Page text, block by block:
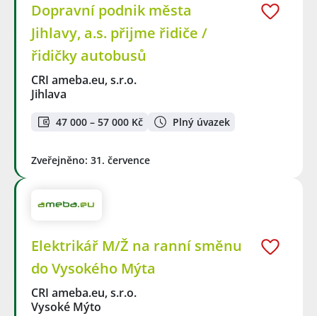
Dopravní podnik města
Jihlavy, a.s. přijme řidiče /
řidičky autobusů
CRI ameba.eu, s.r.o.
Jihlava
47 000 – 57 000 Kč Plný úvazek
Zveřejněno: 31. července
Elektrikář M/Ž na ranní směnu
do Vysokého Mýta
CRI ameba.eu, s.r.o.
Vysoké Mýto